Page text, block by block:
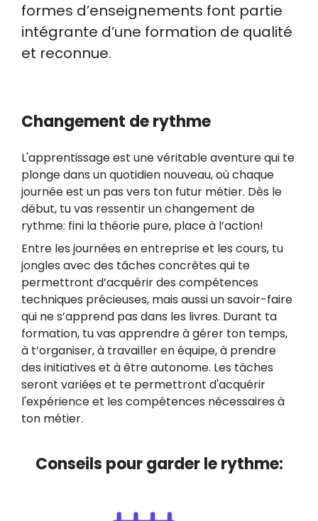
formes d’enseignements font partie
intégrante d’une formation de qualité
et reconnue.
Changement de rythme
L'apprentissage est une véritable aventure qui te
plonge dans un quotidien nouveau, où chaque
journée est un pas vers ton futur métier. Dès le
début, tu vas ressentir un changement de
rythme: fini la théorie pure, place à l’action!
Entre les journées en entreprise et les cours, tu
jongles avec des tâches concrètes qui te
permettront d’acquérir des compétences
techniques précieuses, mais aussi un savoir-faire
qui ne s’apprend pas dans les livres. Durant ta
formation, tu vas apprendre à gérer ton temps,
à t’organiser, à travailler en équipe, à prendre
des initiatives et à être autonome. Les tâches
seront variées et te permettront d'acquérir
l'expérience et les compétences nécessaires à
ton métier.
Conseils pour garder le rythme: